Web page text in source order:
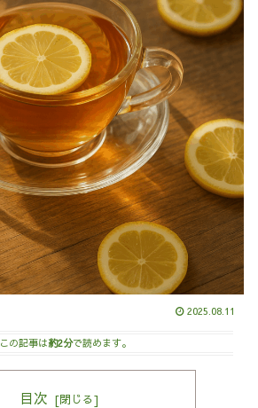
2025.08.11
この記事は約2分で読めます。
目次